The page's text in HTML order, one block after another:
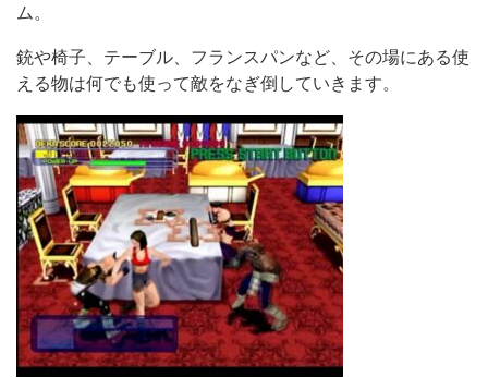
ム。
銃や椅子、テーブル、フランスパンなど、その場にある使
える物は何でも使って敵をなぎ倒していきます。